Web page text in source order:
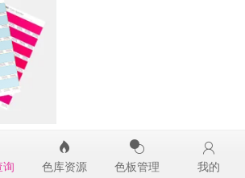
询 色库资源 色板管理 我的